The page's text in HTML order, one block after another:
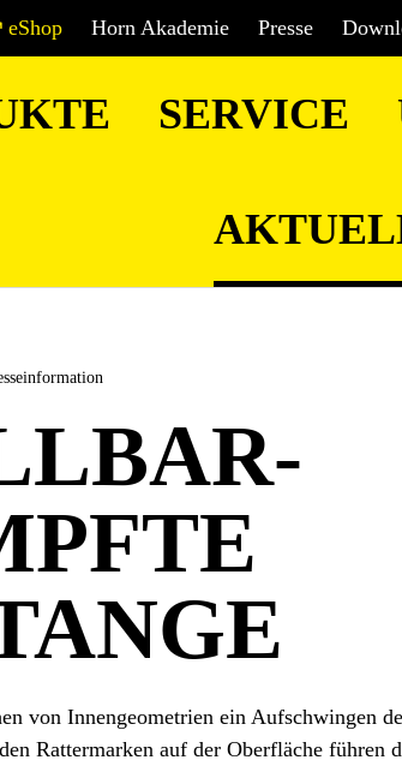
eShop Horn Akademie Presse
SERVICE
von Innengeometrien ein Aufschwingen
Rattermarken auf der Oberfläche führen